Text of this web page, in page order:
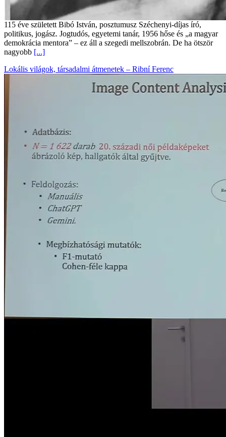
115 éve született Bibó István, posztumusz Széchenyi-díjas író,
politikus, jogász. Jogtudós, egyetemi tanár, 1956 hőse és „a magyar
demokrácia mentora” – ez áll a szegedi mellszobrán. De ha ötször
nagyobb [...]
Lokális világok, társadalmi átmenetek – Ribní Ferenc